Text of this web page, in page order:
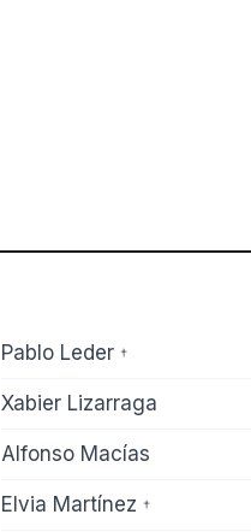
Pablo Leder †
Xabier Lizarraga
Alfonso Macías
Elvia Martínez †